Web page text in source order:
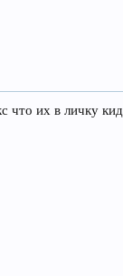
что их в личку